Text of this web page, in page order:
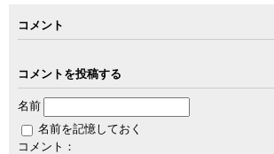
コメント
コメントを投稿する
名前
名前を記憶しておく
コメント：